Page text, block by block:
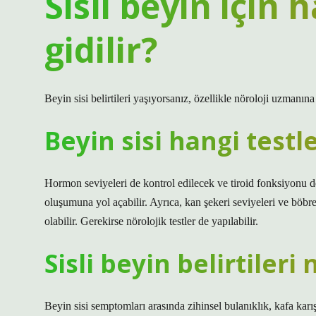
gidilir?
Beyin sisi belirtileri yaşıyorsanız, özellikle nöroloji
Beyin sisi hangi testle
Hormon seviyeleri de kontrol edilecek ve tiroid fonksiyonu
oluşumuna yol açabilir. Ayrıca, kan şekeri seviyeleri ve
olabilir. Gerekirse nörolojik testler de yapılabilir.
Sisli beyin belirtileri
Beyin sisi semptomları arasında zihinsel bulanıklık, kafa